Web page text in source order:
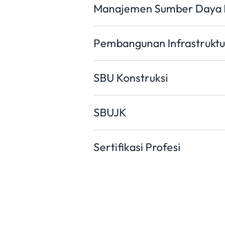
Manajemen Sumber Daya
Pembangunan
SBU Konstruksi
SBUJK
Sertifikasi Profesi